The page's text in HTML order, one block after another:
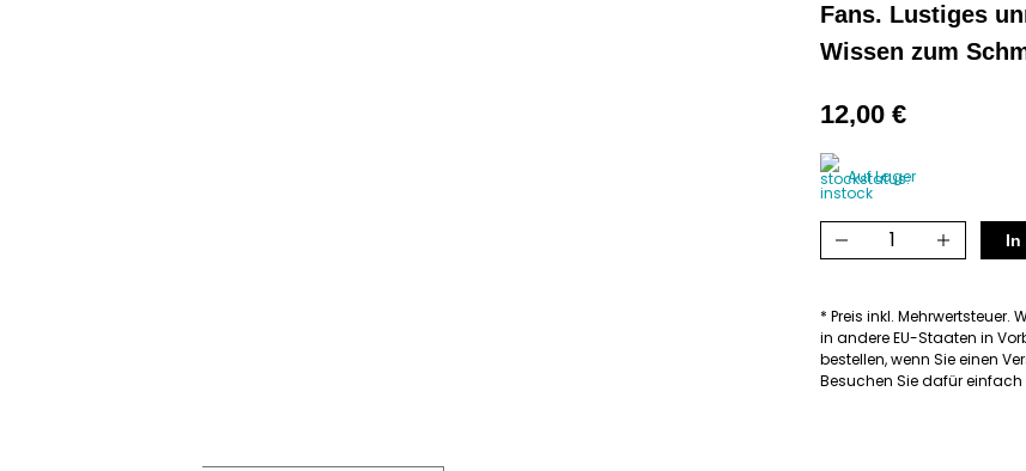
Fans. Lustiges
Wissen zum
12,00 €
Auf Lager
Unnützes
Skisport
Menge
In
* Preis inkl. Mehrwertsteuer.
in andere EU-Staaten in
bestellen, wenn Sie einen
Besuchen Sie dafür einfach